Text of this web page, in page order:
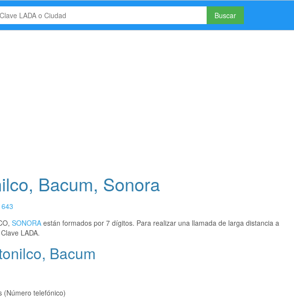
Buscar
Bacum, Sonora
643
SONORA están formados por 7 dígitos. Para realizar una llamada de larga distancia a
LADA.
Bacum
(Número telefónico)